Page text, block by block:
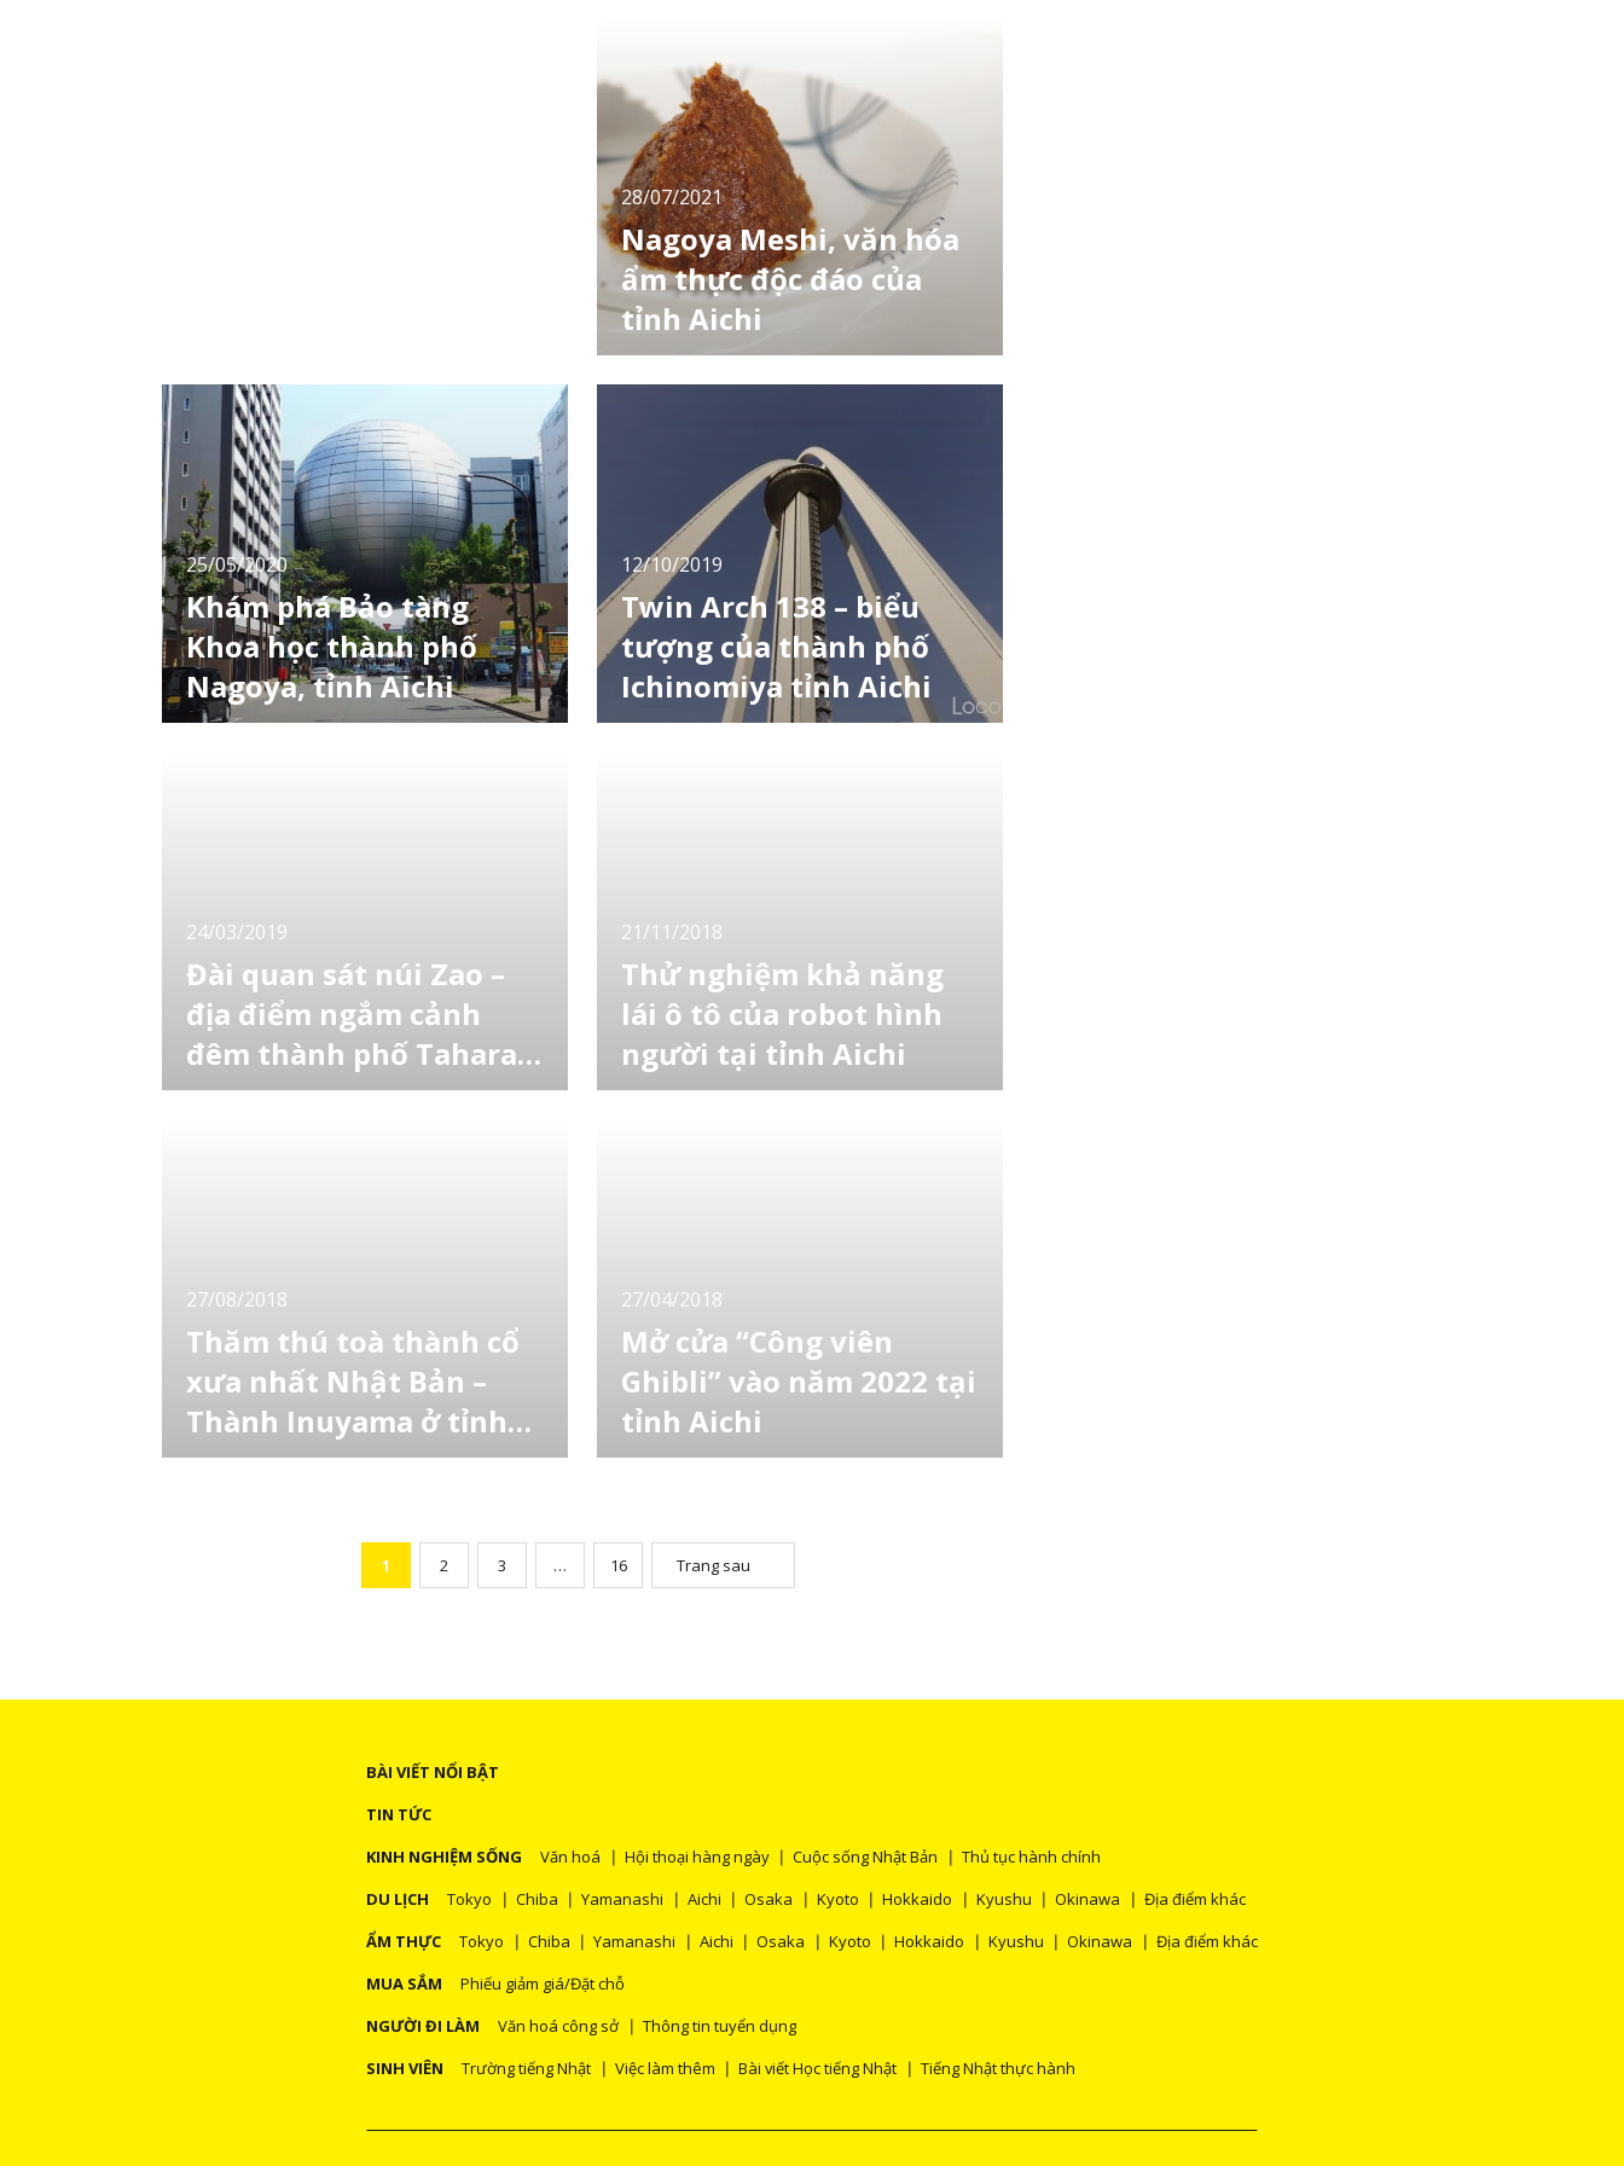
Sekimon, Koijigahama (恋路ヶ浜), tỉnh Aichi,
là một bãi biển trắng uốn nhẹ theo những con
sóng xô vào cát. Mang một vẻ đẹp lộng lẫy
và tiếng biển reo êm đềm, bãi biển đã được
chọn
28/07/2021
Nagoya Meshi, văn hóa
ẩm thực độc đáo của
tỉnh Aichi
Nếu bạn muốn thưởng thức những món ăn
cho ẩm thực vùng miền của Nhật Bản. Để có
thể hiểu hơn về Nagoya Meshi, cùng tìm hiểu
thông tin ngay dưới đây nhé! Tham quan khu
mua sắm và giải
25/05/2020
Khám phá Bảo tàng
Khoa học thành phố
Nagoya, tỉnh Aichi
Nếu bạn là người yêu thích khám phá và tìm
12/10/2019
Twin Arch 138 – biểu
tượng của thành phố
Ichinomiya tỉnh Aichi
Nhắc đến các toà nhà ở tỉnh Aichi phải kể
24/03/2019
Đài quan sát núi Zao –
địa điểm ngắm cảnh
đêm thành phố Tahara
tỉnh Aichi
Nói về tỉnh Aichi mọi người thường nghĩ ngay
21/11/2018
Thử nghiệm khả năng
lái ô tô của robot hình
người tại tỉnh Aichi
Ngày 16/11/2018, đại học Tokyo đã thực
27/08/2018
Thăm thú toà thành cổ
xưa nhất Nhật Bản –
Thành Inuyama ở tỉnh
Aichi
Trong lịch trình của mọi du khách khi đến với
trình kiến trúc này trong đời sống văn hóa lâu
đời của người dân Nhật. Chính vì vậy, để có
27/04/2018
Mở cửa “Công viên
Ghibli” vào năm 2022 tại
tỉnh Aichi
Ý tưởng xây dựng một nơi tái hiện thế giới
mắt vào năm 2022. Tỉnh Aichi sẽ cho xây
dựng những công trình này tại công viên kỉ
1 2 3 … 16 Trang sau
BÀI VIẾT NỔI BẬT
TIN TỨC
KINH NGHIỆM SỐNG
Văn hoá Hội thoại hàng ngày Cuộc sống Nhật Bản
Thủ tục hành chính
DU LỊCH
Tokyo Chiba Yamanashi Aichi Osaka Kyoto Hokkaido Kyushu Okinawa
Địa điểm khác
ẨM THỰC
Tokyo Chiba Yamanashi Aichi Osaka Kyoto Hokkaido Kyushu Okinawa
Địa điểm khác
MUA SẮM
Phiếu giảm giá/Đặt chỗ
NGƯỜI ĐI LÀM
Văn hoá công sở
Thông tin tuyển dụng
SINH VIÊN
Trường tiếng Nhật Việc làm thêm Bài viết Học tiếng Nhật Tiếng Nhật thực hành